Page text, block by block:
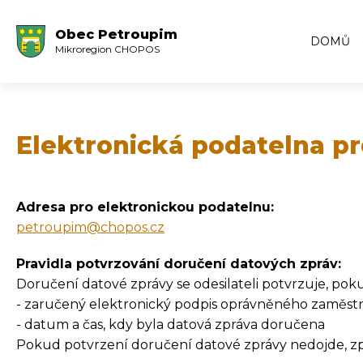
Obec Petroupim
Mikroregion CHOPOS
DOMŮ
Elektronická podatelna
Adresa pro elektronickou podatelnu:
petroupim@chopos.cz
Pravidla potvrzování doručení datových zpráv:
Doručení datové zprávy se odesilateli potvrzuje,
- zaručený elektronický podpis oprávněného
- datum a čas, kdy byla datová zpráva doručena
Pokud potvrzení doručení datové zprávy nedojde,